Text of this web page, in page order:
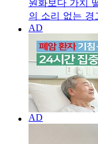
원화보다 가치
의 소리 없는